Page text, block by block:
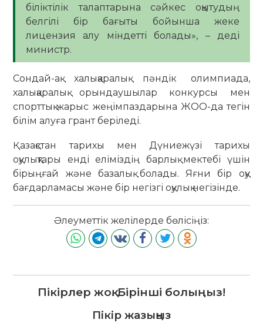
біліктілік талаптарына сәйкес оқытудың
белгілі бір бағыты бойынша жеке
лицензия алу міндетті болады», – деді
министр.
Сондай-ақ халықаралық пәндік олимпиада,
халықаралық орындаушылар конкурсы мен
спорттық жарыс жеңімпаздарына ЖОО-да тегін
білім алуға грант беріледі.
Қазақстан тарихы мен Дүниежүзі тарихы
оқулықтары енді еліміздің барлық мектебі үшін
бірыңғай және базалық болады. Яғни бір оқу
бағдарламасы және бір негізгі оқулық негізінде.
Әлеуметтік желілерде бөлісіңіз:
Пікірлер жоқ. Бірінші болыңыз!
Пікір жазыңыз